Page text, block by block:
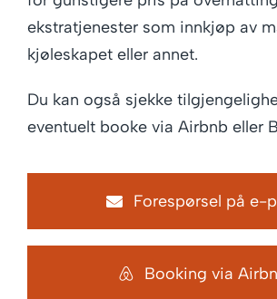
ekstratjenester som innkjøp av
kjøleskapet eller annet.
Du kan også sjekke
eventuelt booke via Airbnb eller
Forespørsel på e-
Booking via